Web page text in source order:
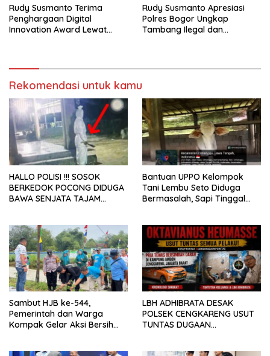
Rudy Susmanto Terima
Penghargaan Digital
Innovation Award Lewat
Rudy Susmanto Apresiasi
Polres Bogor Ungkap
Tambang Ilegal dan
Rekomendasi untuk kamu
HALLO POLISI !!! SOSOK
BERKEDOK POCONG DIDUGA
BAWA SENJATA TAJAM
LEBONG
Bantuan UPPO Kelompok
Tani Lembu Seto Diduga
Bermasalah, Sapi Tinggal
Sambut HJB ke-544,
Pemerintah dan Warga
Kompak Gelar Aksi Bersih
LBH ADHIBRATA DESAK
POLSEK CENGKARENG USUT
TUNTAS DUGAAN